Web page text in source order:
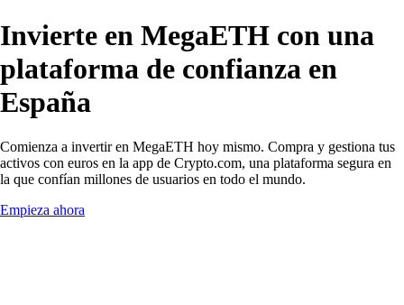
Invierte en MegaETH con una
plataforma de confianza en
España
Comienza a invertir en MegaETH hoy mismo. Compra y gestiona tus
activos con euros en la app de Crypto.com, una plataforma segura en
la que confían millones de usuarios en todo el mundo.
Empieza ahora